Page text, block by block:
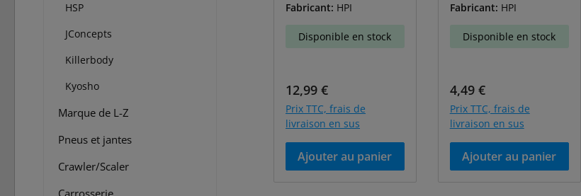
HSP
JConcepts
Killerbody
Kyosho
Marque de L-Z
Pneus et jantes
Crawler/Scaler
Fabricant: HPI
Disponible en stock
Prix régulier :
12,99 €
Prix TTC, frais de
livraison en sus
Ajouter au panier
Fabricant: HPI
Disponible en stock
Prix régulier :
4,49 €
Prix TTC, frais de
livraison en sus
Ajouter au panier